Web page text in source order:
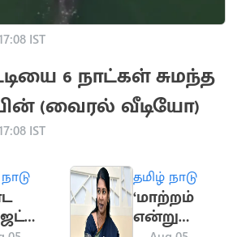
IST
6 நாட்கள் சுமந்த
(வைரல் வீடியோ)
IST
தமிழ் நாடு
‘மாற்றம்
என்று